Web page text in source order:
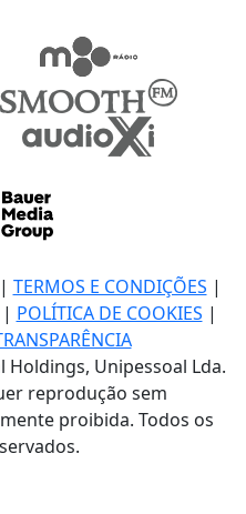
TERMOS E CONDIÇÕES |
| POLÍTICA DE COOKIES |
Unipessoal Lda.
reprodução sem
proibida. Todos os